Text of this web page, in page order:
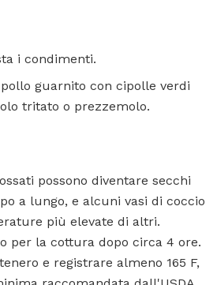
i condimenti.
guarnito con cipolle verdi
tritato o prezzemolo.
possono diventare secchi
a lungo, e alcuni vasi di coccio
più elevate di altri.
per la cottura dopo circa 4 ore.
e registrare almeno 165 F,